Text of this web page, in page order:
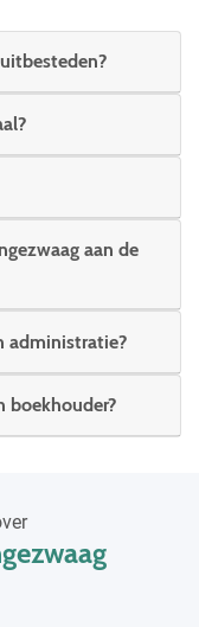
aan de
administratie?
boekhouder?